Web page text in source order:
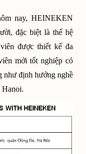
nay, HEINEKEN
đặc biệt là thế hệ
được thiết kế đa
mới tốt nghiệp có
như định hướng nghề